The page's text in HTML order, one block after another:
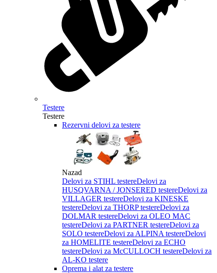
Testere
Testere
Rezervni delovi za testere
Nazad
Delovi za STIHL testereDelovi za
HUSQVARNA / JONSERED testereDelovi za
VILLAGER testereDelovi za KINESKE
testereDelovi za THORP testereDelovi za
DOLMAR testereDelovi za OLEO MAC
testereDelovi za PARTNER testereDelovi za
SOLO testereDelovi za ALPINA testereDelovi
za HOMELITE testereDelovi za ECHO
testereDelovi za McCULLOCH testereDelovi za
AL-KO testere
Oprema i alat za testere